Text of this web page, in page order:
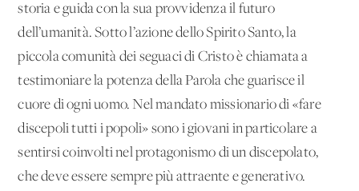
storia e guida con la sua provvidenza il futuro
dell’umanità. Sotto l’azione dello Spirito Santo, la
piccola comunità dei seguaci di Cristo è chiamata a
testimoniare la potenza della Parola che guarisce il
cuore di ogni uomo. Nel mandato missionario di «fare
discepoli tutti i popoli» sono i giovani in particolare a
sentirsi coinvolti nel protagonismo di un discepolato,
che deve essere sempre più attraente e generativo.